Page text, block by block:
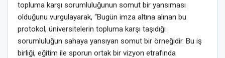
topluma karşı sorumluluğunun somut bir yansıması
olduğunu vurgulayarak, “Bugün imza altına alınan bu
protokol, üniversitelerin topluma karşı taşıdığı
sorumluluğun sahaya yansıyan somut bir örneğidir. Bu iş
birliği, eğitim ile sporun ortak bir vizyon etrafında